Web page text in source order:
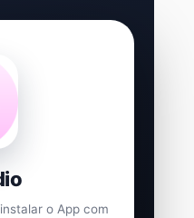
o App com